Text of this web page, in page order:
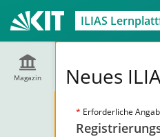
ILIAS
Magazin Neues
* Erforderliche